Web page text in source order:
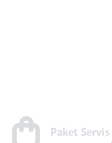
Paket Servis